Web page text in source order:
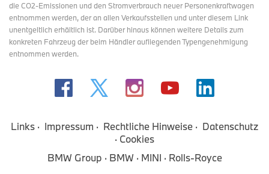
die CO2-Emissionen und den Stromverbrauch neuer Personenkraftwagen
entnommen werden, der an allen Verkaufsstellen und unter diesem Link
unentgeltlich erhältlich ist. Darüber hinaus können weitere Details zum
konkreten Fahrzeug der beim Händler aufliegenden Typengenehmigung
entnommen werden.
Links Impressum Rechtliche Hinweise
Datenschutz
Cookies
BMW Group
BMW MINI Rolls-Royce